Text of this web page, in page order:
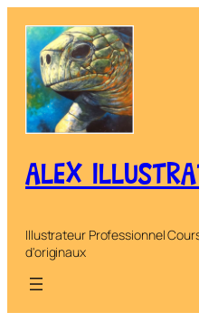
contenu
ALEX
Illustrateur Professionnel
d'originaux